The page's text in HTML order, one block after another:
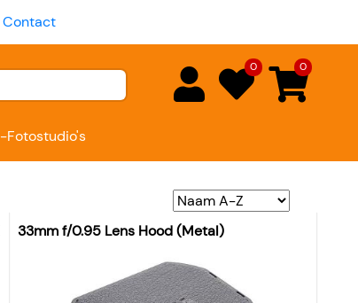
Contact
0 0
Fotostudio's
Camera
33mm f/0.95 Lens Hood (Metal)